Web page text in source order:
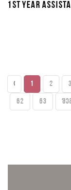
1st year
‹ 1 2 3
62 63